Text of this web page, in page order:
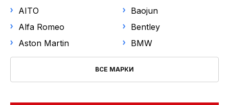
МОТОЦИКЛЫ
ЛИЗИНГ
НОВОСТИ
AITO
Alfa Romeo
Aston Martin
Baojun
Bentley
BMW
ВСЕ МАРКИ
Выберите модель
Год выпуска
от до